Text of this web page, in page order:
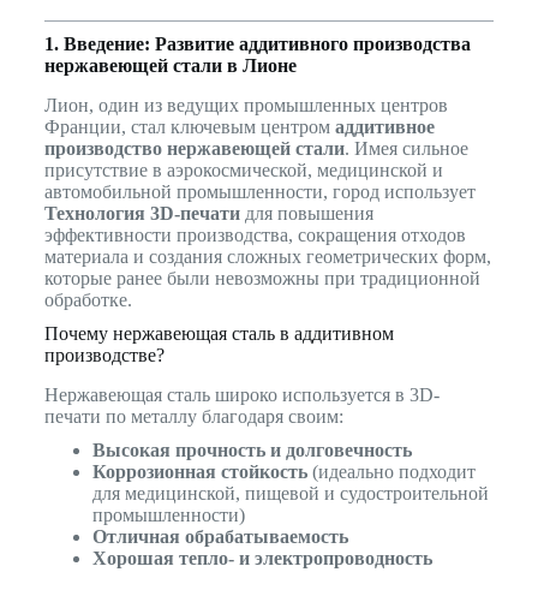
1. Введение: Развитие аддитивного производства
нержавеющей стали в Лионе
Лион, один из ведущих промышленных центров
Франции, стал ключевым центром аддитивное
производство нержавеющей стали. Имея сильное
присутствие в аэрокосмической, медицинской и
автомобильной промышленности, город использует
Технология 3D-печатидля повышения
эффективности производства, сокращения отходов
материала и создания сложных геометрических форм,
которые ранее были невозможны при традиционной
обработке.
Почему нержавеющая сталь в аддитивном
производстве?
Нержавеющая сталь широко используется в 3D-
печати по металлу благодаря своим:
Высокая прочность и долговечность
Коррозионная стойкость(идеально подходит
для медицинской, пищевой и судостроительной
промышленности)
Отличная обрабатываемость
Хорошая тепло- и электропроводность